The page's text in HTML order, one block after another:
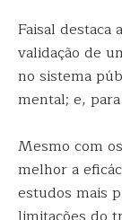
Faisal destaca
validação de
no sistema
mental; e,
Mesmo com
melhor a
estudos mais